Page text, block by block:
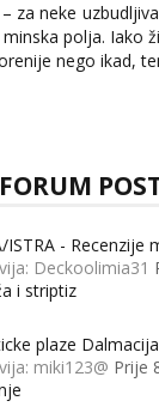
za neke
polja. Iako
nego ikad,
rasprave. Što
ISTRA - Recenzije
Deckoolimia31
i striptiz
plaze Dalmacija
miki123@ Prije